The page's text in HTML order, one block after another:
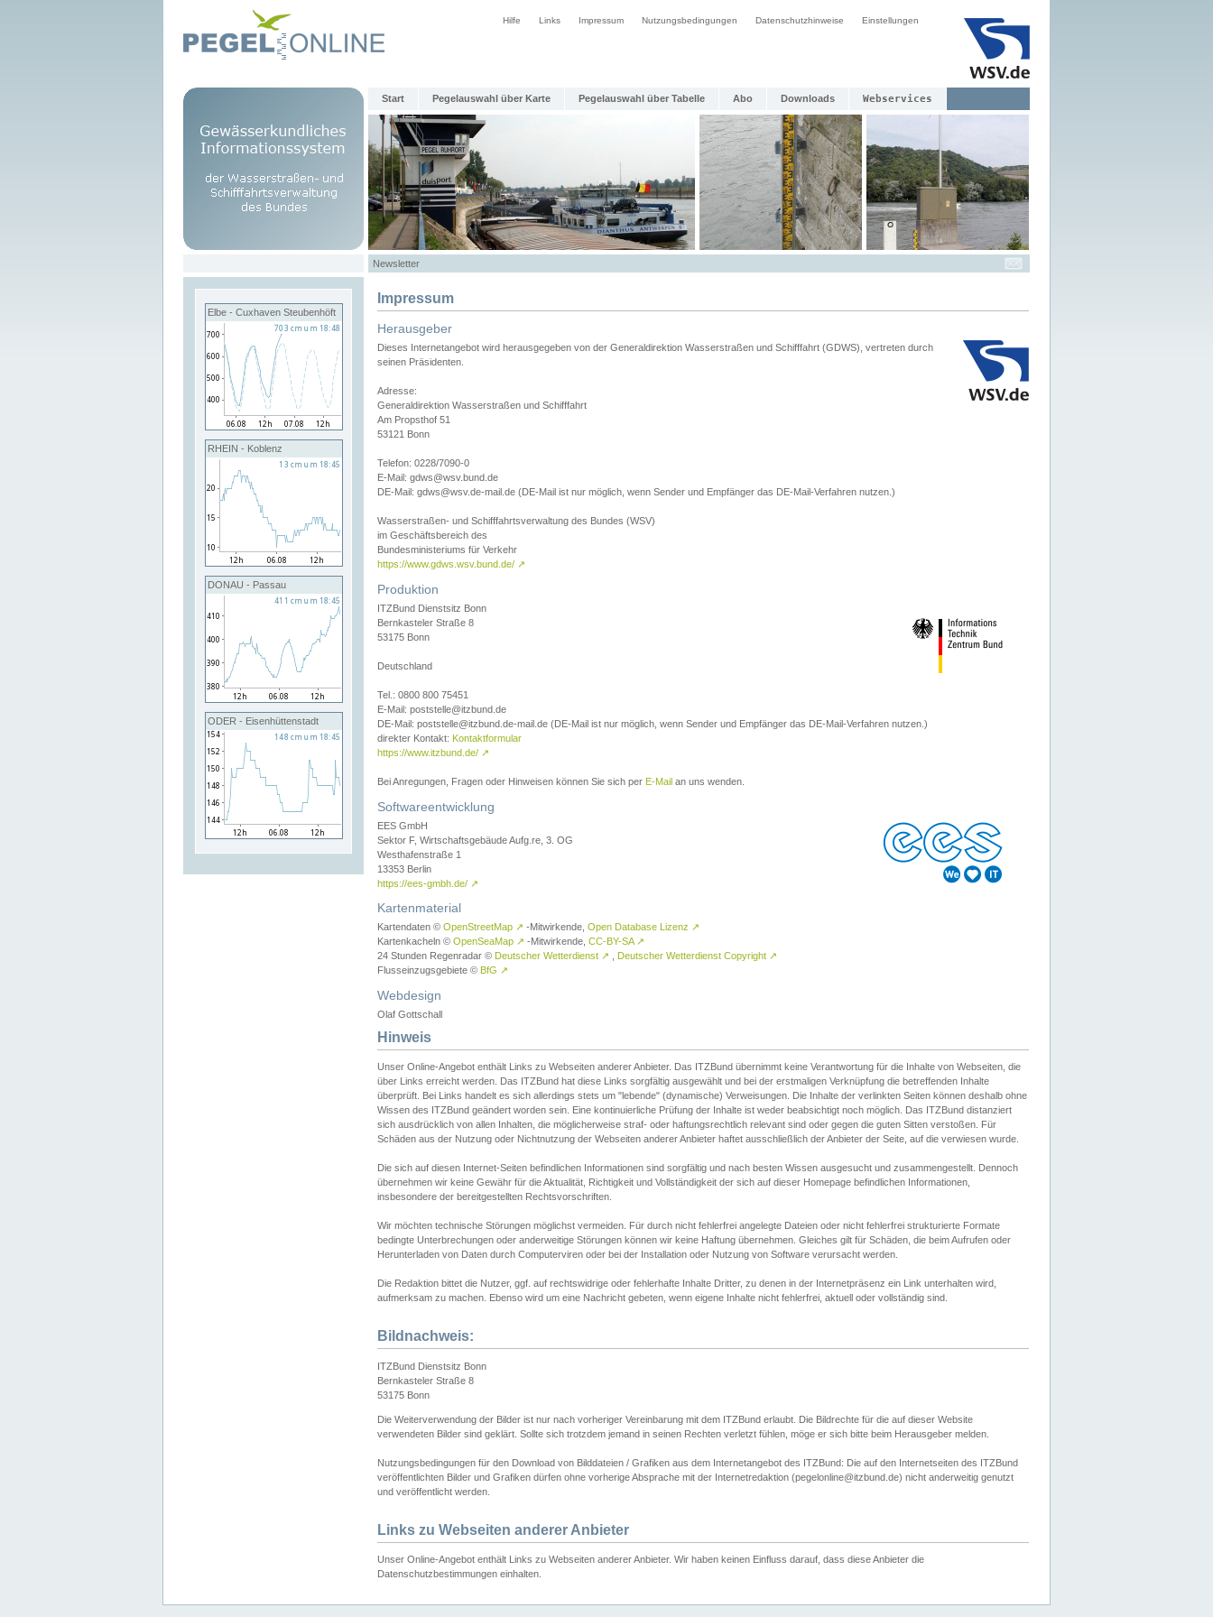
Hilfe Links Impressum Nutzungsbedingungen Datenschutzhinweise Einstellungen
Start Pegelauswahl über Karte Pegelauswahl über Tabelle Abo Downloads Webservices
Newsletter
Elbe - Cuxhaven Steubenhöft
RHEIN - Koblenz
DONAU - Passau
ODER - Eisenhüttenstadt
Impressum
Herausgeber
Dieses Internetangebot wird herausgegeben von der Generaldirektion Wasserstraßen und Schifffahrt (GDWS), vertreten durch
seinen Präsidenten.
Adresse:
Generaldirektion Wasserstraßen und Schifffahrt
Am Propsthof 51
53121 Bonn
Telefon: 0228/7090-0
E-Mail: gdws@wsv.bund.de
DE-Mail: gdws@wsv.de-mail.de (DE-Mail ist nur möglich, wenn Sender und Empfänger das DE-Mail-Verfahren nutzen.)
Wasserstraßen- und Schifffahrtsverwaltung des Bundes (WSV)
im Geschäftsbereich des
Bundesministeriums für Verkehr
https://www.gdws.wsv.bund.de/ ↗
Produktion
ITZBund Dienstsitz Bonn
Bernkasteler Straße 8
53175 Bonn
Deutschland
Tel.: 0800 800 75451
E-Mail: poststelle@itzbund.de
DE-Mail: poststelle@itzbund.de-mail.de (DE-Mail ist nur möglich, wenn Sender und Empfänger das DE-Mail-Verfahren nutzen.)
direkter Kontakt: Kontaktformular
https://www.itzbund.de/ ↗
Bei Anregungen, Fragen oder Hinweisen können Sie sich per E-Mail an uns wenden.
Softwareentwicklung
EES GmbH
Sektor F, Wirtschaftsgebäude Aufg.re, 3. OG
Westhafenstraße 1
13353 Berlin
https://ees-gmbh.de/ ↗
Kartenmaterial
Kartendaten © OpenStreetMap ↗ -Mitwirkende, Open Database Lizenz ↗
Kartenkacheln © OpenSeaMap ↗ -Mitwirkende, CC-BY-SA ↗
24 Stunden Regenradar © Deutscher Wetterdienst ↗ Deutscher Wetterdienst Copyright ↗
Flusseinzugsgebiete © BfG ↗
Webdesign
Olaf Gottschall
Hinweis
Unser Online-Angebot enthält Links zu Webseiten anderer Anbieter. Das ITZBund übernimmt keine Verantwortung für die Inhalte von Webseiten, die
über Links erreicht werden. Das ITZBund hat diese Links sorgfältig ausgewählt und bei der erstmaligen Verknüpfung die betreffenden Inhalte
überprüft. Bei Links handelt es sich allerdings stets um "lebende" (dynamische) Verweisungen. Die Inhalte der verlinkten Seiten können deshalb ohne
Wissen des ITZBund geändert worden sein. Eine kontinuierliche Prüfung der Inhalte ist weder beabsichtigt noch möglich. Das ITZBund distanziert
sich ausdrücklich von allen Inhalten, die möglicherweise straf- oder haftungsrechtlich relevant sind oder gegen die guten Sitten verstoßen. Für
Schäden aus der Nutzung oder Nichtnutzung der Webseiten anderer Anbieter haftet ausschließlich der Anbieter der Seite, auf die verwiesen wurde.
Die sich auf diesen Internet-Seiten befindlichen Informationen sind sorgfältig und nach besten Wissen ausgesucht und zusammengestellt. Dennoch
übernehmen wir keine Gewähr für die Aktualität, Richtigkeit und Vollständigkeit der sich auf dieser Homepage befindlichen Informationen,
insbesondere der bereitgestellten Rechtsvorschriften.
Wir möchten technische Störungen möglichst vermeiden. Für durch nicht fehlerfrei angelegte Dateien oder nicht fehlerfrei strukturierte Formate
bedingte Unterbrechungen oder anderweitige Störungen können wir keine Haftung übernehmen. Gleiches gilt für Schäden, die beim Aufrufen oder
Herunterladen von Daten durch Computerviren oder bei der Installation oder Nutzung von Software verursacht werden.
Die Redaktion bittet die Nutzer, ggf. auf rechtswidrige oder fehlerhafte Inhalte Dritter, zu denen in der Internetpräsenz ein Link unterhalten wird,
aufmerksam zu machen. Ebenso wird um eine Nachricht gebeten, wenn eigene Inhalte nicht fehlerfrei, aktuell oder vollständig sind.
Bildnachweis:
ITZBund Dienstsitz Bonn
Bernkasteler Straße 8
53175 Bonn
Die Weiterverwendung der Bilder ist nur nach vorheriger Vereinbarung mit dem ITZBund erlaubt. Die Bildrechte für die auf dieser Website
verwendeten Bilder sind geklärt. Sollte sich trotzdem jemand in seinen Rechten verletzt fühlen, möge er sich bitte beim Herausgeber melden.
Nutzungsbedingungen für den Download von Bilddateien / Grafiken aus dem Internetangebot des ITZBund: Die auf den Internetseiten des ITZBund
veröffentlichten Bilder und Grafiken dürfen ohne vorherige Absprache mit der Internetredaktion (pegelonline@itzbund.de) nicht anderweitig genutzt
und veröffentlicht werden.
Links zu Webseiten anderer Anbieter
Unser Online-Angebot enthält Links zu Webseiten anderer Anbieter. Wir haben keinen Einfluss darauf, dass diese Anbieter die
Datenschutzbestimmungen einhalten.